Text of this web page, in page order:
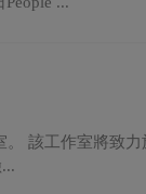
該工作室將致